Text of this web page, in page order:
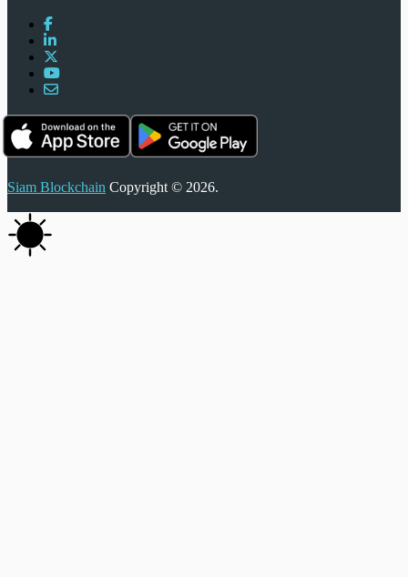
Siam Blockchain Copyright © 2026.